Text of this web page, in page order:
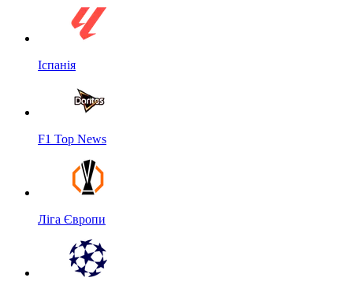
Іспанія
F1 Top News
Ліга Європи